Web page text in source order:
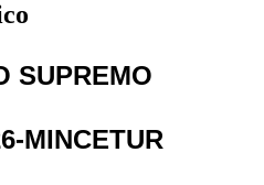
SUPREMO
MINCETUR